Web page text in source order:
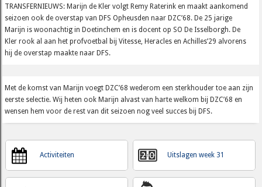
TRANSFERNIEUWS: Marijn de Kler volgt Remy Raterink en maakt aankomend
seizoen ook de overstap van DFS Opheusden naar DZC’68. De 25 jarige
Marijn is woonachtig in Doetinchem en is docent op SO De Isselborgh. De
Kler rook al aan het profvoetbal bij Vitesse, Heracles en Achilles’29 alvorens
hij de overstap maakte naar DFS.
Met de komst van Marijn voegt DZC’68 wederom een sterkhouder toe aan zijn
eerste selectie. Wij heten ook Marijn alvast van harte welkom bij DZC’68 en
wensen hem voor de rest van dit seizoen nog veel succes bij DFS.
Activiteiten Uitslagen week 31